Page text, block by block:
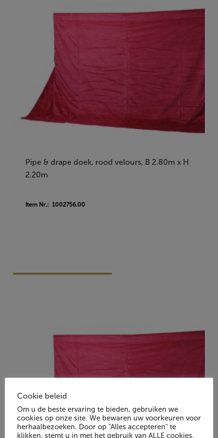
Pipe & drape doek, rood velours, B 2.80m x H
2.20m
Item Nr.: 1002756.00
Cookie beleid
Om u de beste ervaring te bieden, gebruiken we
cookies op onze site. We bewaren uw voorkeuren voor
herhaalbezoeken. Door op "Alles accepteren" te
klikken, stemt u in met het gebruik van ALLE cookies.